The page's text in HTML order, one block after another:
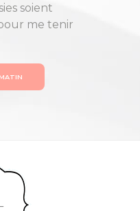
soient
me tenir